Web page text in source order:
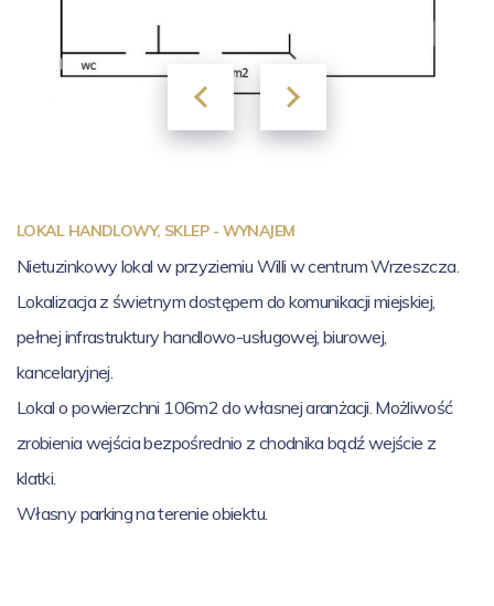
LOKAL HANDLOWY, SKLEP - WYNAJEM
Nietuzinkowy lokal w przyziemiu Willi w centrum Wrzeszcza.
Lokalizacja z świetnym dostępem do komunikacji miejskiej,
pełnej infrastruktury handlowo-usługowej, biurowej,
kancelaryjnej.
Lokal o powierzchni 106m2 do własnej aranżacji. Możliwość
zrobienia wejścia bezpośrednio z chodnika bądź wejście z
klatki.
Własny parking na terenie obiektu.